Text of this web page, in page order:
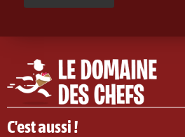
C'est aussi !